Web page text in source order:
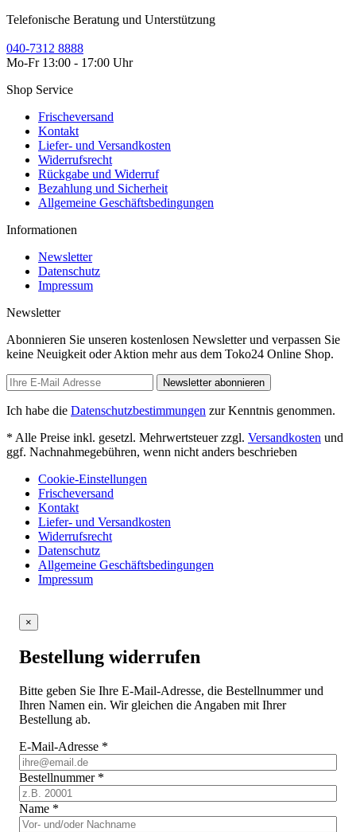
Telefonische Beratung und Unterstützung
040-7312 8888
Mo-Fr 13:00 - 17:00 Uhr
Shop Service
Frischeversand
Kontakt
Liefer- und Versandkosten
Widerrufsrecht
Rückgabe und Widerruf
Bezahlung und Sicherheit
Allgemeine Geschäftsbedingungen
Informationen
Newsletter
Datenschutz
Impressum
Newsletter
Abonnieren Sie unseren kostenlosen Newsletter und verpassen Sie
keine Neuigkeit oder Aktion mehr aus dem Toko24 Online Shop.
Newsletter abonnieren
Ich habe die Datenschutzbestimmungen zur Kenntnis genommen.
* Alle Preise inkl. gesetzl. Mehrwertsteuer zzgl. Versandkosten und
ggf. Nachnahmegebühren, wenn nicht anders beschrieben
Cookie-Einstellungen
Frischeversand
Kontakt
Liefer- und Versandkosten
Widerrufsrecht
Datenschutz
Allgemeine Geschäftsbedingungen
Impressum
×
Bestellung widerrufen
Bitte geben Sie Ihre E-Mail-Adresse, die Bestellnummer und
Ihren Namen ein. Wir gleichen die Angaben mit Ihrer
Bestellung ab.
E-Mail-Adresse *
Bestellnummer *
Name *